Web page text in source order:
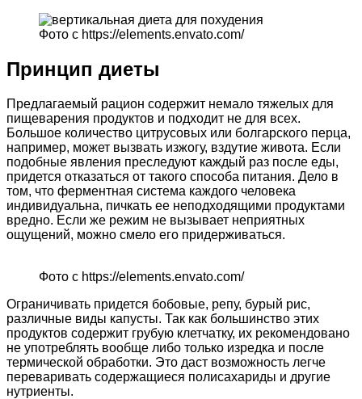
Фото с https://elements.envato.com/
Принцип диеты
Предлагаемый рацион содержит немало тяжелых для
пищеварения продуктов и подходит не для всех.
Большое количество цитрусовых или болгарского перца,
например, может вызвать изжогу, вздутие живота. Если
подобные явления преследуют каждый раз после еды,
придется отказаться от такого способа питания. Дело в
том, что ферментная система каждого человека
индивидуальна, пичкать ее неподходящими продуктами
вредно. Если же режим не вызывает неприятных
ощущений, можно смело его придерживаться.
Фото с https://elements.envato.com/
Ограничивать придется бобовые, репу, бурый рис,
различные виды капусты. Так как большинство этих
продуктов содержит грубую клетчатку, их рекомендовано
не употреблять вообще либо только изредка и после
термической обработки. Это даст возможность легче
переваривать содержащиеся полисахариды и другие
нутриенты.